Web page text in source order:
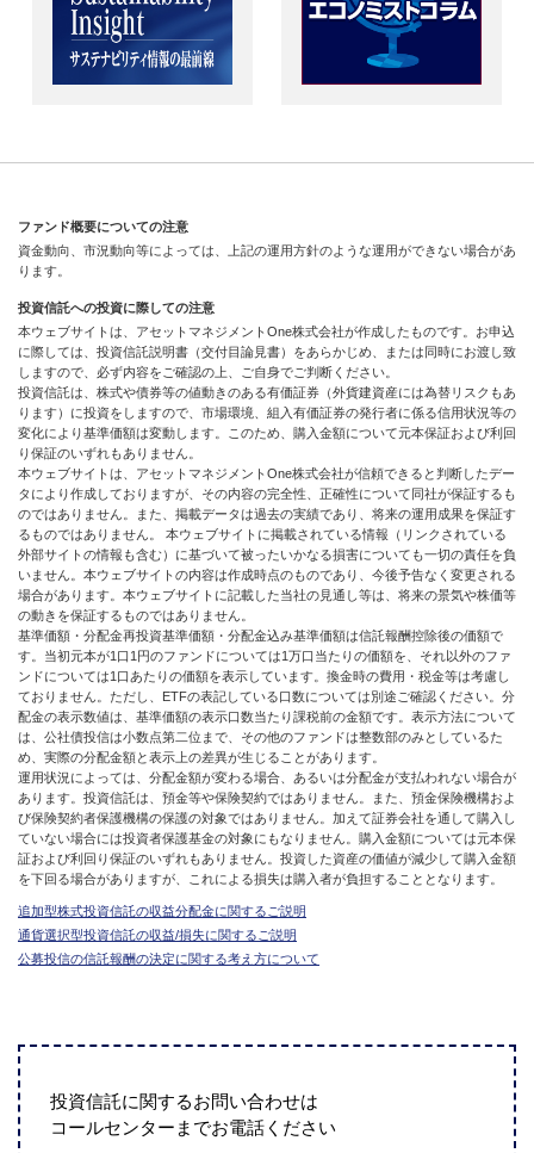
ファンド概要についての注意
資金動向、市況動向等によっては、上記の運用方針のような運用ができない場合があ
ります。
投資信託への投資に際しての注意
本ウェブサイトは、アセットマネジメントOne株式会社が作成したものです。お申込
に際しては、投資信託説明書（交付目論見書）をあらかじめ、または同時にお渡し致
しますので、必ず内容をご確認の上、ご自身でご判断ください。
投資信託は、株式や債券等の値動きのある有価証券（外貨建資産には為替リスクもあ
ります）に投資をしますので、市場環境、組入有価証券の発行者に係る信用状況等の
変化により基準価額は変動します。このため、購入金額について元本保証および利回
り保証のいずれもありません。
本ウェブサイトは、アセットマネジメントOne株式会社が信頼できると判断したデー
タにより作成しておりますが、その内容の完全性、正確性について同社が保証するも
のではありません。また、掲載データは過去の実績であり、将来の運用成果を保証す
るものではありません。 本ウェブサイトに掲載されている情報（リンクされている
外部サイトの情報も含む）に基づいて被ったいかなる損害についても一切の責任を負
いません。本ウェブサイトの内容は作成時点のものであり、今後予告なく変更される
場合があります。本ウェブサイトに記載した当社の見通し等は、将来の景気や株価等
の動きを保証するものではありません。
基準価額・分配金再投資基準価額・分配金込み基準価額は信託報酬控除後の価額で
す。当初元本が1口1円のファンドについては1万口当たりの価額を、それ以外のファ
ンドについては1口あたりの価額を表示しています。換金時の費用・税金等は考慮し
ておりません。ただし、ETFの表記している口数については別途ご確認ください。分
配金の表示数値は、基準価額の表示口数当たり課税前の金額です。表示方法について
は、公社債投信は小数点第二位まで、その他のファンドは整数部のみとしているた
め、実際の分配金額と表示上の差異が生じることがあります。
運用状況によっては、分配金額が変わる場合、あるいは分配金が支払われない場合が
あります。投資信託は、預金等や保険契約ではありません。また、預金保険機構およ
び保険契約者保護機構の保護の対象ではありません。加えて証券会社を通して購入し
ていない場合には投資者保護基金の対象にもなりません。購入金額については元本保
証および利回り保証のいずれもありません。投資した資産の価値が減少して購入金額
を下回る場合がありますが、これによる損失は購入者が負担することとなります。
追加型株式投資信託の収益分配金に関するご説明
通貨選択型投資信託の収益/損失に関するご説明
公募投信の信託報酬の決定に関する考え方について
投資信託に関するお問い合わせは
コールセンターまでお電話ください